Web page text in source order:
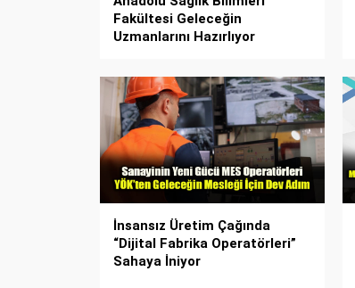
Fakültesi Geleceğin
Uzmanlarını Hazırlıyor
İnsansız Üretim Çağında
“Dijital Fabrika Operatörleri”
Sahaya İniyor